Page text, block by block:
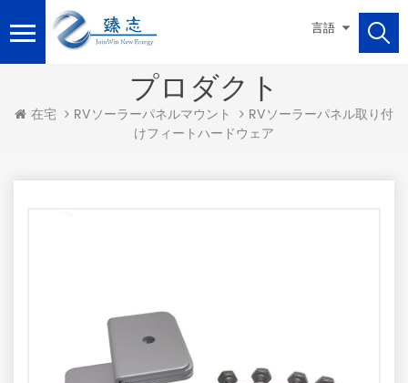
言語
プロダクト
在宅 RVソーラーパネルマウント
RVソーラーパネル取り付
けフィートハードウェア